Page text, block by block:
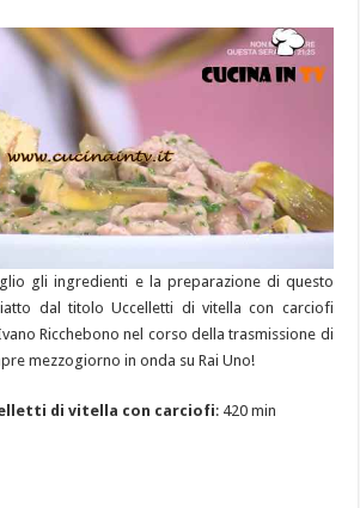
gli ingredienti e la preparazione di questo
dal titolo Uccelletti di vitella con carciofi
Ricchebono nel corso della trasmissione di
mezzogiorno in onda su Rai Uno!
di vitella con carciofi: 420 min